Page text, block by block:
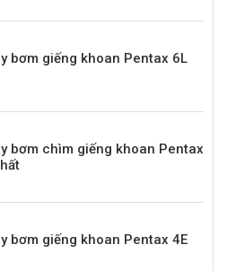
bơm giếng khoan Pentax 6L
bơm chìm giếng khoan Pentax
bơm giếng khoan Pentax 4E